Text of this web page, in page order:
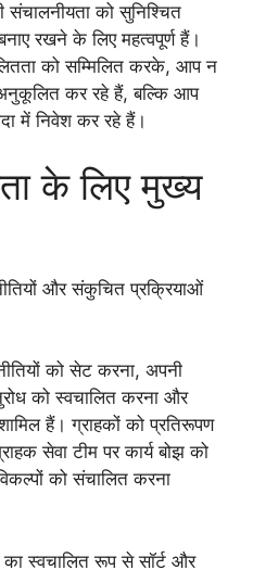
संचालनीयता को सुनिश्चित
रखने के लिए महत्वपूर्ण हैं।
को सम्मिलित करके, आप न
कर रहे हैं, बल्कि आप
में निवेश कर रहे हैं।
के लिए मुख्य
और संकुचित प्रक्रियाओं
को सेट करना, अपनी
को स्वचालित करना और
हैं। ग्राहकों को प्रतिरूपण
सेवा टीम पर कार्य बोझ को
को संचालित करना
स्वचालित रूप से सॉर्ट और